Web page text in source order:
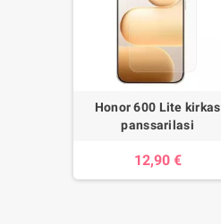
Honor 600 Lite kirkas
panssarilasi
12,90 €